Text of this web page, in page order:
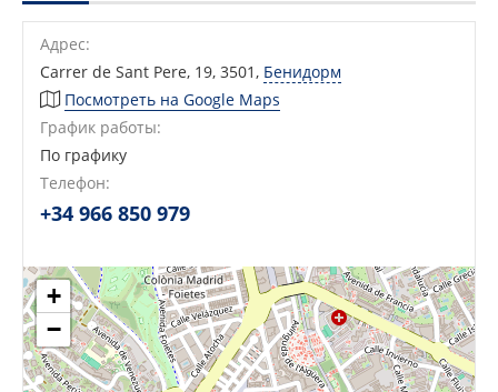
Адрес:
Carrer de Sant Pere, 19, 3501, Бенидорм
Посмотреть на Google Maps
График работы:
По графику
Телефон:
+34 966 850 979
+
−